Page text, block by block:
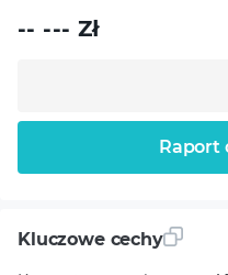
-- --- Zł
Raport
Kluczowe cechy